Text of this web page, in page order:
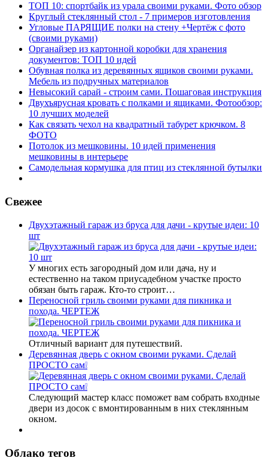
ТОП 10: спортбайк из урала своими руками. Фото обзор
Круглый стеклянный стол - 7 примеров изготовления
Угловые ПАРЯЩИЕ полки на стену +Чертёж с фото
(своими руками)
Органайзер из картонной коробки для хранения
документов: ТОП 10 идей
Обувная полка из деревянных ящиков своими руками.
Мебель из подручных материалов
Невысокий сарай - строим сами. Пошаговая инструкция
Двухъярусная кровать с полками и ящиками. Фотообзор:
10 лучших моделей
Как связать чехол на квадратный табурет крючком. 8
ФОТО
Потолок из мешковины. 10 идей применения
мешковины в интерьере
Самодельная кормушка для птиц из стеклянной бутылки
Свежее
Двухэтажный гараж из бруса для дачи - крутые идеи: 10
шт
У многих есть загородный дом или дача, ну и
естественно на таком приусадебном участке просто
обязан быть гараж. Кто-то строит…
Переносной гриль своими руками для пикника и
похода. ЧЕРТЕЖ
Отличный вариант для путешествий.
Деревянная дверь с окном своими руками. Сделай
ПРОСТО сам❕
Следующий мастер класс поможет вам собрать входные
двери из досок с вмонтированным в них стеклянным
окном.
Облако тегов